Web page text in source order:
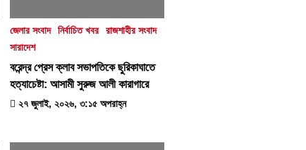
জেলার সংবাদ নির্বাচিত খবর
রাজশাহীর সংবাদ
সারাদেশ
বরেন্দ্র প্রেস ক্লাব সভাপতিকে ছুরিকাঘাতে
হত্যাচেষ্টা: আসামী সুরুজ আলী কারাগারে
২৭ জুলাই, ২০২৬, ৩:১৫ অপরাহ্ন